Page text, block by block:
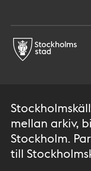
mellan arkiv,
Stockholm.
till